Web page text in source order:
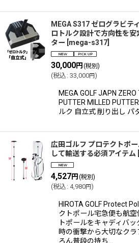
MEGA S317 ゼログラビテ
ロトルク設計で方向性を
ター mega-s317
30,000円 (税別)
(税込 : 33,000円)
MEGA GOLF JAPN ZERO
PUTTER MILLED
ルク 自立式 削り出し パ
広田ゴルフ プロテクトポ
して輸送する必須アイテム
4,527円 (税別)
(税込 : 4,980円)
HIROTA GOLF Protect
クトポール宅急便も航
トポールをキャディバ
時の衝撃から大切なクラ
ろん普段の持ち…